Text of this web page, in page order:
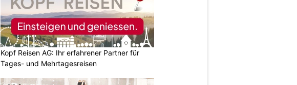
Kopf Reisen AG: Ihr erfahrener Partner für
Tages- und Mehrtagesreisen